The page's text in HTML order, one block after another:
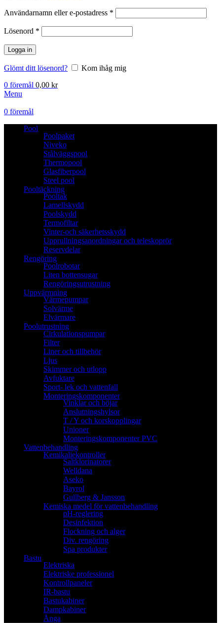
Användarnamn eller e-postadress *
Lösenord *
Logga in
Glömt ditt lösenord?
Kom ihåg mig
0 föremål 0,00 kr
Menu
0 föremål
Pool
Poolpaket
Niveko
Stålväggspool
Thermopool
Glasfiberpool
Steel pool
Pooltäckning
Pooltak
Lamellskydd
Poolskydd
Termofiltar
Vinter-och säkerhetsskydd
Upprullningsanordningar och teleskoprör
Reservdelar
Rengöring
Poolrobotar
Liten bottensugar
Rengöringsutrustning
Uppvärmning
Värmepumpar
Solvärme
Elvärmare
Poolutrustning
Cirkulationspumpar
Filter
Liner och tillbehör
Ljus
Skimmer och utlopp
Avfuktare
Sport- lek och vattenfall
Monteringskomponenter
Vinklar och böjar
Anslutningshylsor
T / Y och korskopplingar
Unioner
Monteringskomponenter PVC
Vattenbehandling
Kemikaliekontroller
Saltklorinatorer
Welldana
Aseko
Bayrol
Gullberg & Jansson
Kemiska medel för vattenbehandling
pH-reglering
Desinfektion
Flockning och alger
Div. rengöring
Spa produkter
Bastu
Elektriska
Elektriske professionel
Kontrollpaneler
IR-bastu
Bastukabiner
Dampkabiner
Ånga